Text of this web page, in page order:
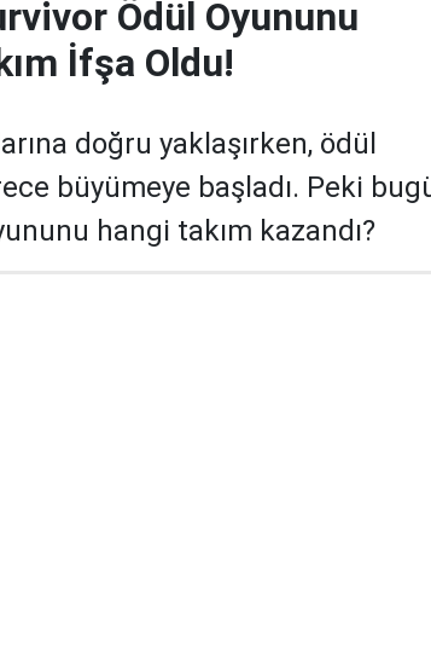
Ödül Oyununu
İfşa Oldu!
doğru yaklaşırken, ödül
büyümeye başladı. Peki
hangi takım kazandı?